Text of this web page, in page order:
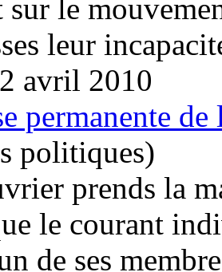
sur le
leur
avril 2010
permanente
politiques)
prends la
le courant
de ses